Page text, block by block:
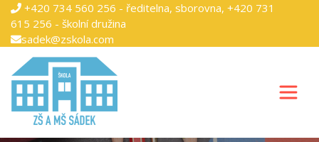
+420 734 560 256 - ředitelna, sborovna, +420 731
615 256 - školní družina
sadek@zskola.com